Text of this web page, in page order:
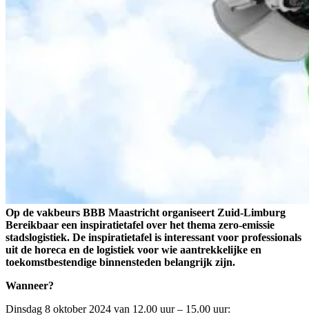
Op de vakbeurs BBB Maastricht organiseert Zuid-Limburg
Bereikbaar een inspiratietafel over het thema zero-emissie
stadslogistiek. De inspiratietafel is interessant voor professionals
uit de horeca en de logistiek voor wie aantrekkelijke en
toekomstbestendige binnensteden belangrijk zijn.
Wanneer?
Dinsdag 8 oktober 2024 van 12.00 uur – 15.00 uur: